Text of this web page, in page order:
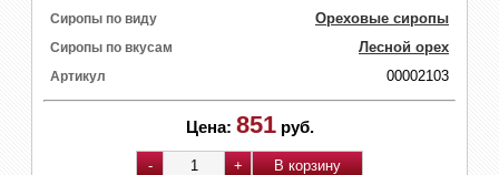
Сиропы по виду Ореховые сиропы
Сиропы по вкусам Лесной орех
Артикул 00002103
Цена: 851 руб.